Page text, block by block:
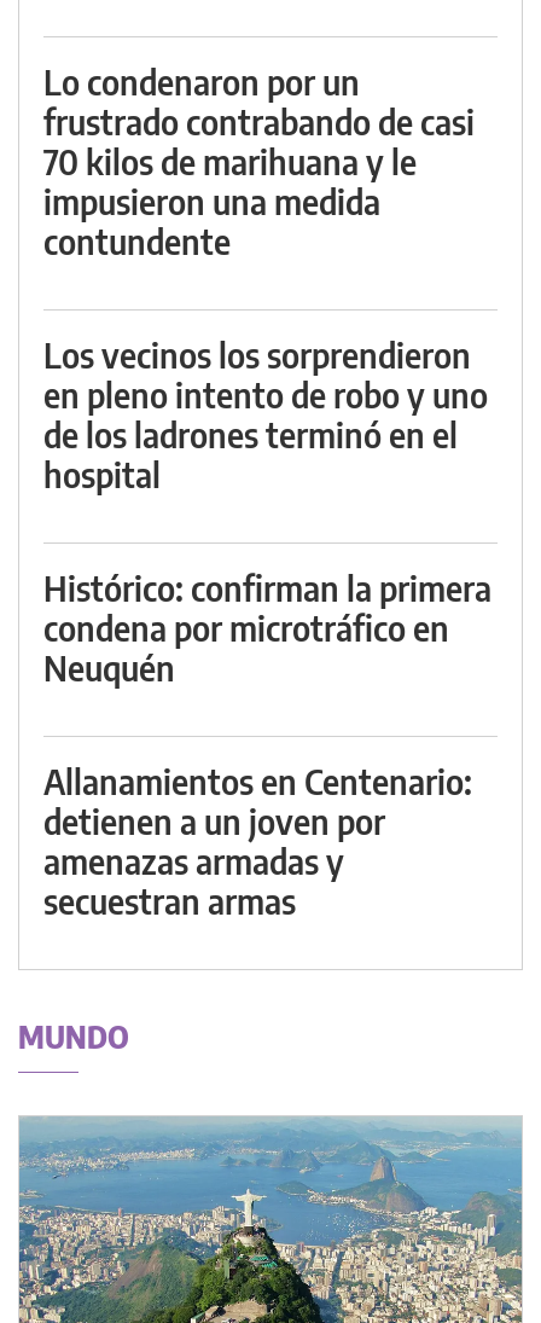
Lo condenaron por un
frustrado contrabando de casi
70 kilos de marihuana y le
impusieron una medida
contundente
Los vecinos los sorprendieron
en pleno intento de robo y uno
de los ladrones terminó en el
hospital
Histórico: confirman la primera
condena por microtráfico en
Neuquén
Allanamientos en Centenario:
detienen a un joven por
amenazas armadas y
secuestran armas
MUNDO